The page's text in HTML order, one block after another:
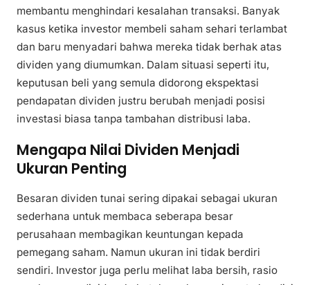
membantu menghindari kesalahan transaksi. Banyak
kasus ketika investor membeli saham sehari terlambat
dan baru menyadari bahwa mereka tidak berhak atas
dividen yang diumumkan. Dalam situasi seperti itu,
keputusan beli yang semula didorong ekspektasi
pendapatan dividen justru berubah menjadi posisi
investasi biasa tanpa tambahan distribusi laba.
Mengapa Nilai Dividen Menjadi
Ukuran Penting
Besaran dividen tunai sering dipakai sebagai ukuran
sederhana untuk membaca seberapa besar
perusahaan membagikan keuntungan kepada
pemegang saham. Namun ukuran ini tidak berdiri
sendiri. Investor juga perlu melihat laba bersih, rasio